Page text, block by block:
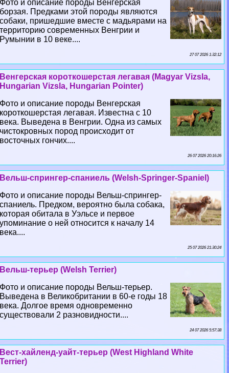
Фото и описание породы Венгерская
борзая. Предками этой породы являются
собаки, пришедшие вместе с мадьярами на
территорию современных Венгрии и
Румынии в 10 веке....
27 07 2026 1:32:12
Венгерская короткошерстая легавая (Magyar Vizsla,
Hungarian Vizsla, Hungarian Pointer)
Фото и описание породы Венгерская
короткошерстая легавая. Известна с 10
века. Выведена в Венгрии. Одна из самых
чистокровных пород происходит от
восточных гончих....
26 07 2026 20:16:26
Вельш-спрингер-спаниель (Welsh-Springer-Spaniel)
Фото и описание породы Вельш-спрингер-
спаниель. Предком, вероятно была собака,
которая обитала в Уэльсе и первое
упоминание о ней относится к началу 14
века....
25 07 2026 21:30:24
Вельш-терьер (Welsh Terrier)
Фото и описание породы Вельш-терьер.
Выведена в Великобритании в 60-е годы 18
века. Долгое время одновременно
существовали 2 разновидности....
24 07 2026 5:57:38
Вест-хайленд-уайт-терьер (West Highland White
Terrier)